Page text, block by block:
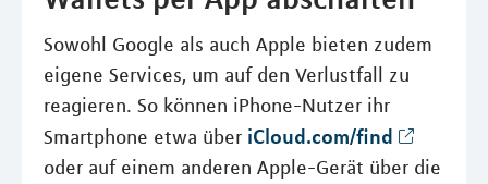
Sowohl Google als auch Apple bieten zudem
eigene Services, um auf den Verlustfall zu
reagieren. So können iPhone-Nutzer ihr
Smartphone etwa über iCloud.com/find
oder auf einem anderen Apple-Gerät über die